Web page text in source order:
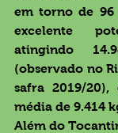
em torno de 96
excelente
atingindo
(observado no
safra 2019/
média de 9.414
Além do